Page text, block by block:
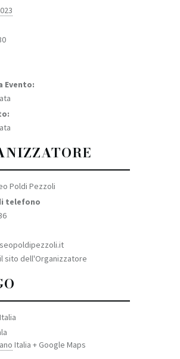
Evento:
Poldi Pezzoli
telefono
sito dell'Organizzatore
Italia + Google Maps